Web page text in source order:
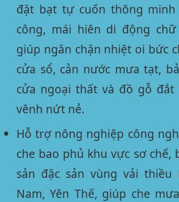
đặt bạt tự cuốn thông minh
công, mái hiên di động
giúp ngăn chặn nhiệt oi bức
cửa sổ, cản nước mưa tạt,
cửa ngoại thất và đồ gỗ đắt
vênh nứt nẻ.
Hỗ trợ nông nghiệp công
che bao phủ khu vực sơ chế,
sản đặc sản vùng vải thiều
Nam, Yên Thế, giúp che